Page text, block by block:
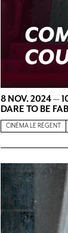
8 NOV. 2024—
DARE TO BE
CINÉMA LE RÉGENT